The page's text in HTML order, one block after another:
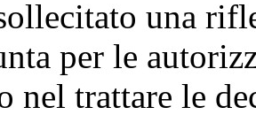
una
per le
nel trattare le